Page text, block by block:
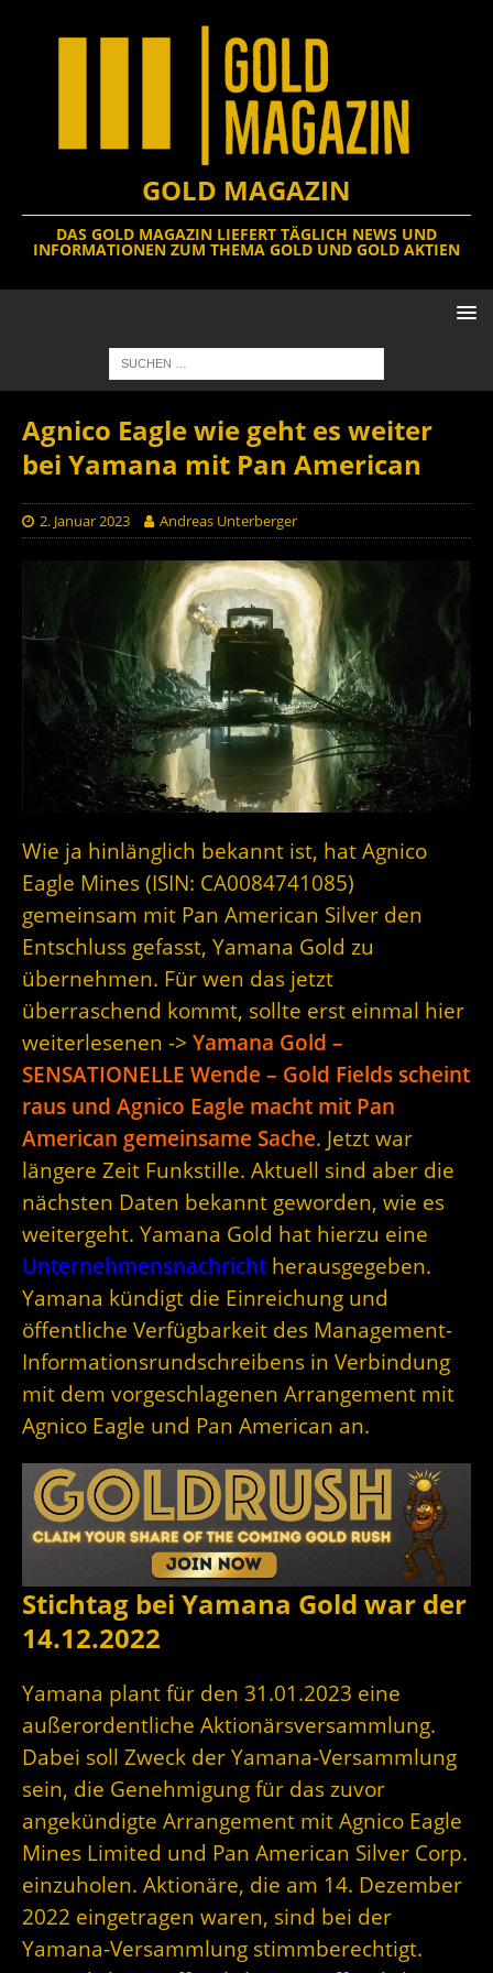
GOLD MAGAZIN
DAS GOLD MAGAZIN LIEFERT TÄGLICH NEWS UND
INFORMATIONEN ZUM THEMA GOLD UND GOLD AKTIEN
Agnico Eagle wie geht es weiter
bei Yamana mit Pan American
2. Januar 2023 Andreas Unterberger
Wie ja hinlänglich bekannt ist, hat Agnico
Eagle Mines (ISIN: CA0084741085)
gemeinsam mit Pan American Silver den
Entschluss gefasst, Yamana Gold zu
übernehmen. Für wen das jetzt
überraschend kommt, sollte erst einmal hier
weiterlesenen -> Yamana Gold –
SENSATIONELLE Wende – Gold Fields scheint
raus und Agnico Eagle macht mit Pan
American gemeinsame Sache. Jetzt war
längere Zeit Funkstille. Aktuell sind aber die
nächsten Daten bekannt geworden, wie es
weitergeht. Yamana Gold hat hierzu eine
Unternehmensnachricht herausgegeben.
Yamana kündigt die Einreichung und
öffentliche Verfügbarkeit des Management-
Informationsrundschreibens in Verbindung
mit dem vorgeschlagenen Arrangement mit
Agnico Eagle und Pan American an.
Stichtag bei Yamana Gold war der
14.12.2022
Yamana plant für den 31.01.2023 eine
außerordentliche Aktionärsversammlung.
Dabei soll Zweck der Yamana-Versammlung
sein, die Genehmigung für das zuvor
angekündigte Arrangement mit Agnico Eagle
Mines Limited und Pan American Silver Corp.
einzuholen. Aktionäre, die am 14. Dezember
2022 eingetragen waren, sind bei der
Yamana-Versammlung stimmberechtigt.